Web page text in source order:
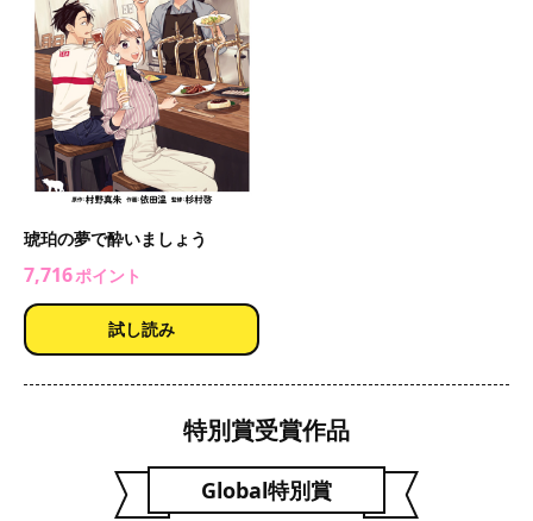
琥珀の夢で酔いましょう
7,716ポイント
試し読み
特別賞受賞作品
Global特別賞